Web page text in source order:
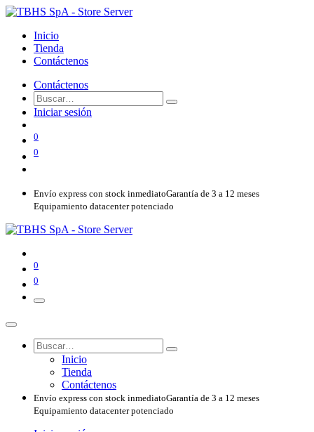
Inicio
Tienda
Contáctenos
Contáctenos
Iniciar sesión
0
0
Envío express con stock inmediatoGarantía de 3 a 12 meses
Equipamiento datacenter potenciado
0
0
Inicio
Tienda
Contáctenos
Envío express con stock inmediatoGarantía de 3 a 12 meses
Equipamiento datacenter potenciado